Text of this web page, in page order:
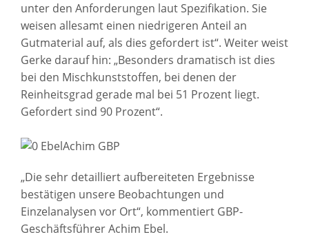
unter den Anforderungen laut Spezifikation. Sie
weisen allesamt einen niedrigeren Anteil an
Gutmaterial auf, als dies gefordert ist“. Weiter weist
Gerke darauf hin: „Besonders dramatisch ist dies
bei den Mischkunststoffen, bei denen der
Reinheitsgrad gerade mal bei 51 Prozent liegt.
Gefordert sind 90 Prozent“.
„Die sehr detailliert aufbereiteten Ergebnisse
bestätigen unsere Beobachtungen und
Einzelanalysen vor Ort“, kommentiert GBP-
Geschäftsführer Achim Ebel.